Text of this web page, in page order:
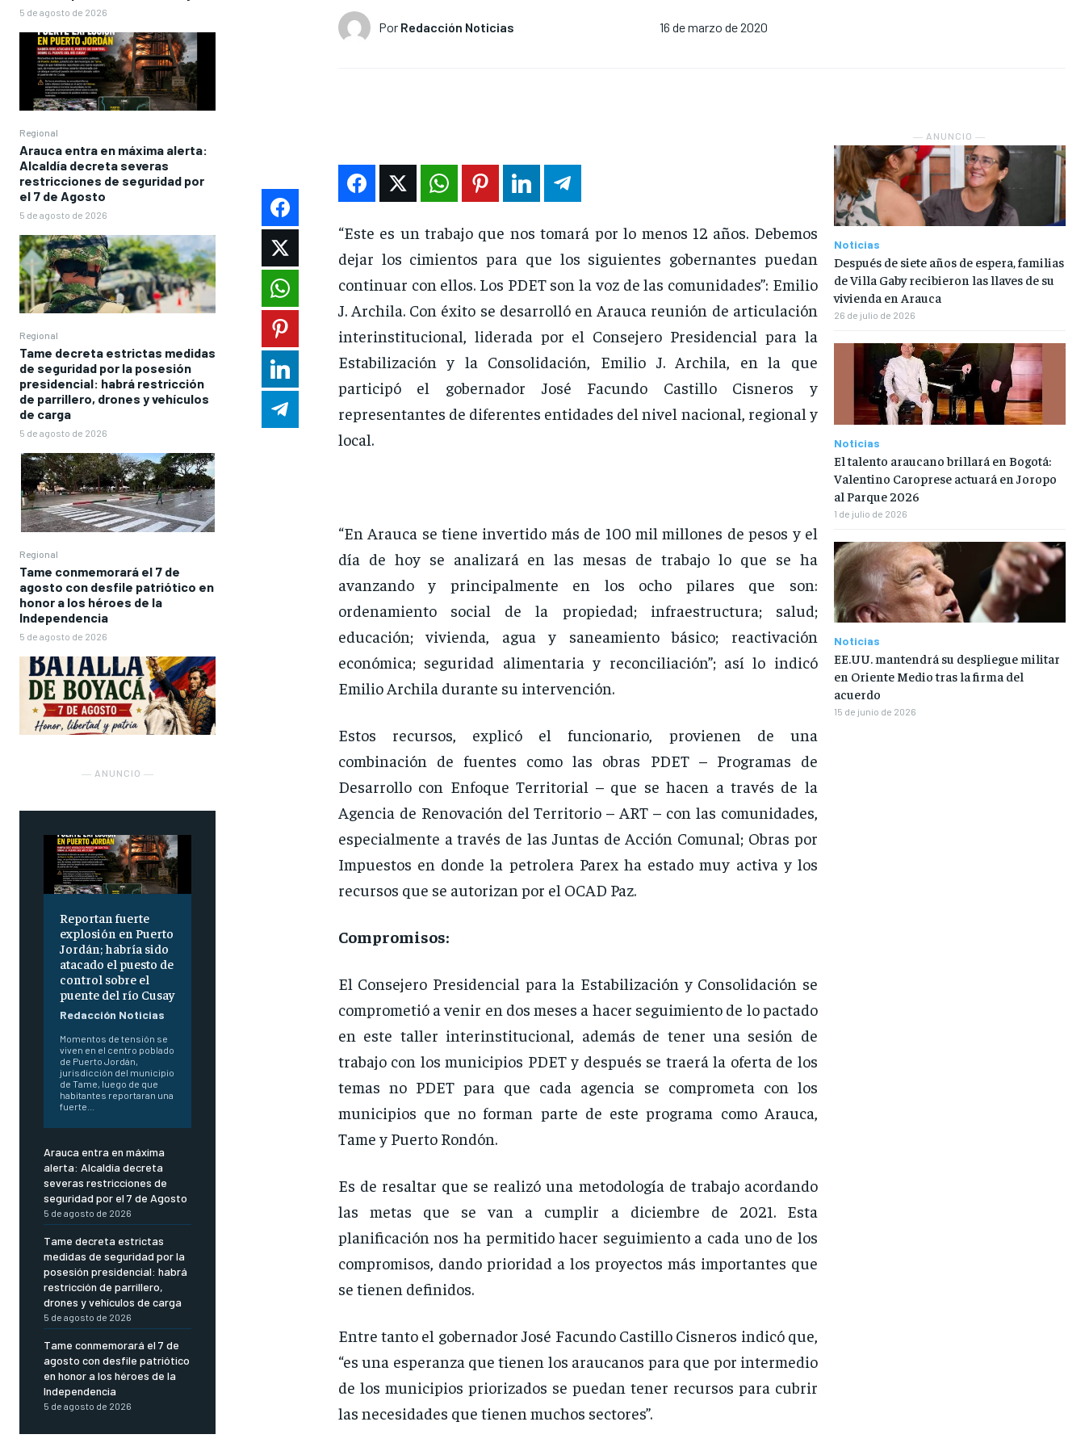
5 de agosto de 2026
Regional
Arauca entra en máxima alerta:
Alcaldía decreta severas
restricciones de seguridad por
el 7 de Agosto
5 de agosto de 2026
Regional
Tame decreta estrictas medidas
de seguridad por la posesión
presidencial: habrá restricción
de parrillero, drones y vehículos
de carga
5 de agosto de 2026
Regional
Tame conmemorará el 7 de
agosto con desfile patriótico en
honor a los héroes de la
Independencia
5 de agosto de 2026
― ANUNCIO ―
Reportan fuerte
explosión en Puerto
Jordán; habría sido
atacado el puesto de
control sobre el
puente del río Cusay
Redacción Noticias
Momentos de tensión se
viven en el centro poblado
de Puerto Jordán,
jurisdicción del municipio
de Tame, luego de que
habitantes reportaran una
fuerte...
Arauca entra en máxima
alerta: Alcaldía decreta
severas restricciones de
seguridad por el 7 de Agosto
5 de agosto de 2026
Tame decreta estrictas
medidas de seguridad por la
posesión presidencial: habrá
restricción de parrillero,
drones y vehículos de carga
5 de agosto de 2026
Tame conmemorará el 7 de
agosto con desfile patriótico
en honor a los héroes de la
Independencia
5 de agosto de 2026
Por Redacción Noticias 16 de marzo de 2020
“Este es un trabajo que nos tomará por lo menos 12 años. Debemos
dejar los cimientos para que los siguientes gobernantes puedan
continuar con ellos. Los PDET son la voz de las comunidades”: Emilio
J. Archila. Con éxito se desarrolló en Arauca reunión de articulación
interinstitucional, liderada por el Consejero Presidencial para la
Estabilización y la Consolidación, Emilio J. Archila, en la que
participó el gobernador José Facundo Castillo Cisneros y
representantes de diferentes entidades del nivel nacional, regional y
local.
“En Arauca se tiene invertido más de 100 mil millones de pesos y el
día de hoy se analizará en las mesas de trabajo lo que se ha
avanzando y principalmente en los ocho pilares que son:
ordenamiento social de la propiedad; infraestructura; salud;
educación; vivienda, agua y saneamiento básico; reactivación
económica; seguridad alimentaria y reconciliación”; así lo indicó
Emilio Archila durante su intervención.
Estos recursos, explicó el funcionario, provienen de una
combinación de fuentes como las obras PDET – Programas de
Desarrollo con Enfoque Territorial – que se hacen a través de la
Agencia de Renovación del Territorio – ART – con las comunidades,
especialmente a través de las Juntas de Acción Comunal; Obras por
Impuestos en donde la petrolera Parex ha estado muy activa y los
recursos que se autorizan por el OCAD Paz.
Compromisos:
El Consejero Presidencial para la Estabilización y Consolidación se
comprometió a venir en dos meses a hacer seguimiento de lo pactado
en este taller interinstitucional, además de tener una sesión de
trabajo con los municipios PDET y después se traerá la oferta de los
temas no PDET para que cada agencia se comprometa con los
municipios que no forman parte de este programa como Arauca,
Tame y Puerto Rondón.
Es de resaltar que se realizó una metodología de trabajo acordando
las metas que se van a cumplir a diciembre de 2021. Esta
planificación nos ha permitido hacer seguimiento a cada uno de los
compromisos, dando prioridad a los proyectos más importantes que
se tienen definidos.
Entre tanto el gobernador José Facundo Castillo Cisneros indicó que,
“es una esperanza que tienen los araucanos para que por intermedio
de los municipios priorizados se puedan tener recursos para cubrir
las necesidades que tienen muchos sectores”.
― ANUNCIO ―
Noticias
Después de siete años de espera, familias
de Villa Gaby recibieron las llaves de su
vivienda en Arauca
26 de julio de 2026
Noticias
El talento araucano brillará en Bogotá:
Valentino Caroprese actuará en Joropo
al Parque 2026
1 de julio de 2026
Noticias
EE.UU. mantendrá su despliegue militar
en Oriente Medio tras la firma del
acuerdo
15 de junio de 2026